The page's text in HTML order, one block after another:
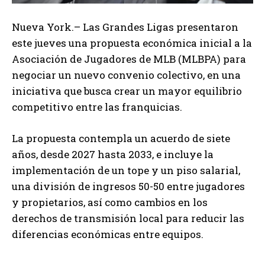
Nueva York.– Las Grandes Ligas presentaron
este jueves una propuesta económica inicial a la
Asociación de Jugadores de MLB (MLBPA) para
negociar un nuevo convenio colectivo, en una
iniciativa que busca crear un mayor equilibrio
competitivo entre las franquicias.
La propuesta contempla un acuerdo de siete
años, desde 2027 hasta 2033, e incluye la
implementación de un tope y un piso salarial,
una división de ingresos 50-50 entre jugadores
y propietarios, así como cambios en los
derechos de transmisión local para reducir las
diferencias económicas entre equipos.